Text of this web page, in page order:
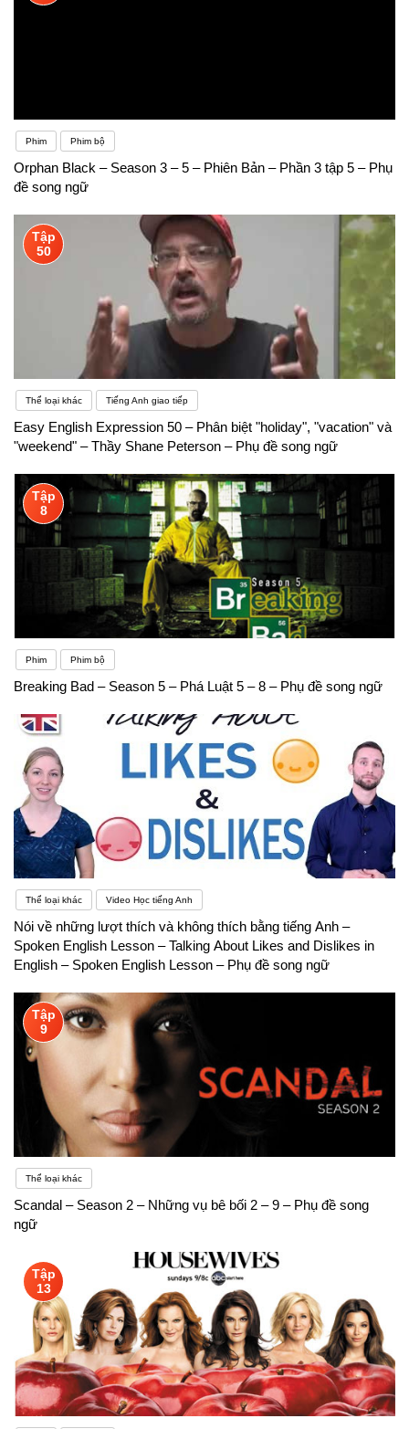
Phim Phim bộ
Orphan Black – Season 3 – 5 – Phiên Bản – Phần 3 tập 5 – Phụ
đề song ngữ
Tập
50
Thể loại khác Tiếng Anh giao tiếp
Easy English Expression 50 – Phân biệt "holiday", "vacation" và
"weekend" – Thầy Shane Peterson – Phụ đề song ngữ
Tập
8
Phim Phim bộ
Breaking Bad – Season 5 – Phá Luật 5 – 8 – Phụ đề song ngữ
Thể loại khác Video Học tiếng Anh
Nói về những lượt thích và không thích bằng tiếng Anh –
Spoken English Lesson – Talking About Likes and Dislikes in
English – Spoken English Lesson – Phụ đề song ngữ
Tập
9
Thể loại khác
Scandal – Season 2 – Những vụ bê bối 2 – 9 – Phụ đề song
ngữ
Tập
13